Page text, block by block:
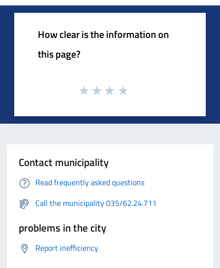
How clear is the information on
this page?
Contact municipality
Read frequently asked questions
Call the municipality 035/62.24.711
problems in the city
Report inefficiency